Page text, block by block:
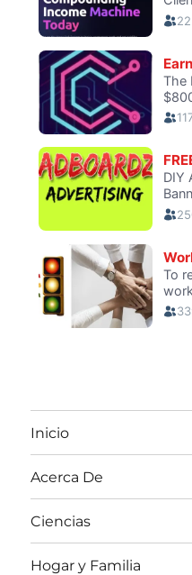
Inicio
Acerca De
Ciencias
Hogar y Familia